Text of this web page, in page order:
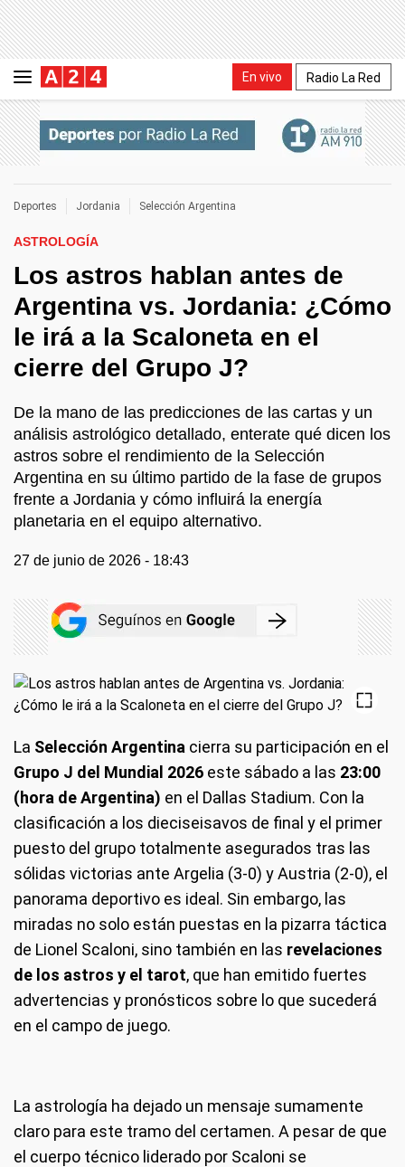
En vivo Radio La Red
Deportes Jordania Selección Argentina
ASTROLOGÍA
Los astros hablan antes de
Argentina vs. Jordania: ¿Cómo
le irá a la Scaloneta en el
cierre del Grupo J?
De la mano de las predicciones de las cartas y un
análisis astrológico detallado, enterate qué dicen los
astros sobre el rendimiento de la Selección
Argentina en su último partido de la fase de grupos
frente a Jordania y cómo influirá la energía
planetaria en el equipo alternativo.
27 de junio de 2026 - 18:43
La Selección Argentina cierra su participación en el
Grupo J del Mundial 2026 este sábado a las 23:00
(hora de Argentina) en el Dallas Stadium. Con la
clasificación a los dieciseisavos de final y el primer
puesto del grupo totalmente asegurados tras las
sólidas victorias ante Argelia (3-0) y Austria (2-0), el
panorama deportivo es ideal. Sin embargo, las
miradas no solo están puestas en la pizarra táctica
de Lionel Scaloni, sino también en las revelaciones
de los astros y el tarot, que han emitido fuertes
advertencias y pronósticos sobre lo que sucederá
en el campo de juego.
La astrología ha dejado un mensaje sumamente
claro para este tramo del certamen. A pesar de que
el cuerpo técnico liderado por Scaloni se